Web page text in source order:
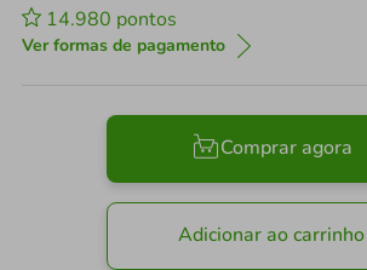
14.980 pontos
Ver formas de pagamento
Comprar agora
Adicionar ao carrinho